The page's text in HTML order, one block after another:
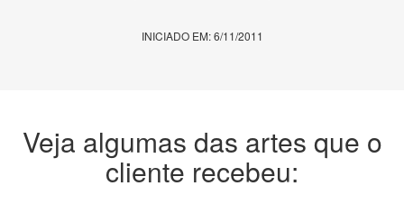
INICIADO EM: 6/11/2011
Veja algumas das artes que o
cliente recebeu: